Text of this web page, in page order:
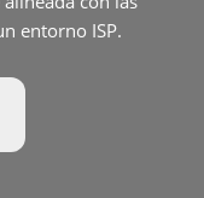
entorno ISP.